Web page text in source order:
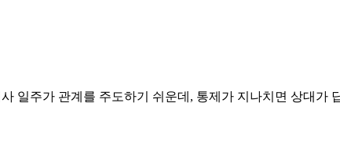
일주가 관계를 주도하기 쉬운데, 통제가 지나치면 상대가